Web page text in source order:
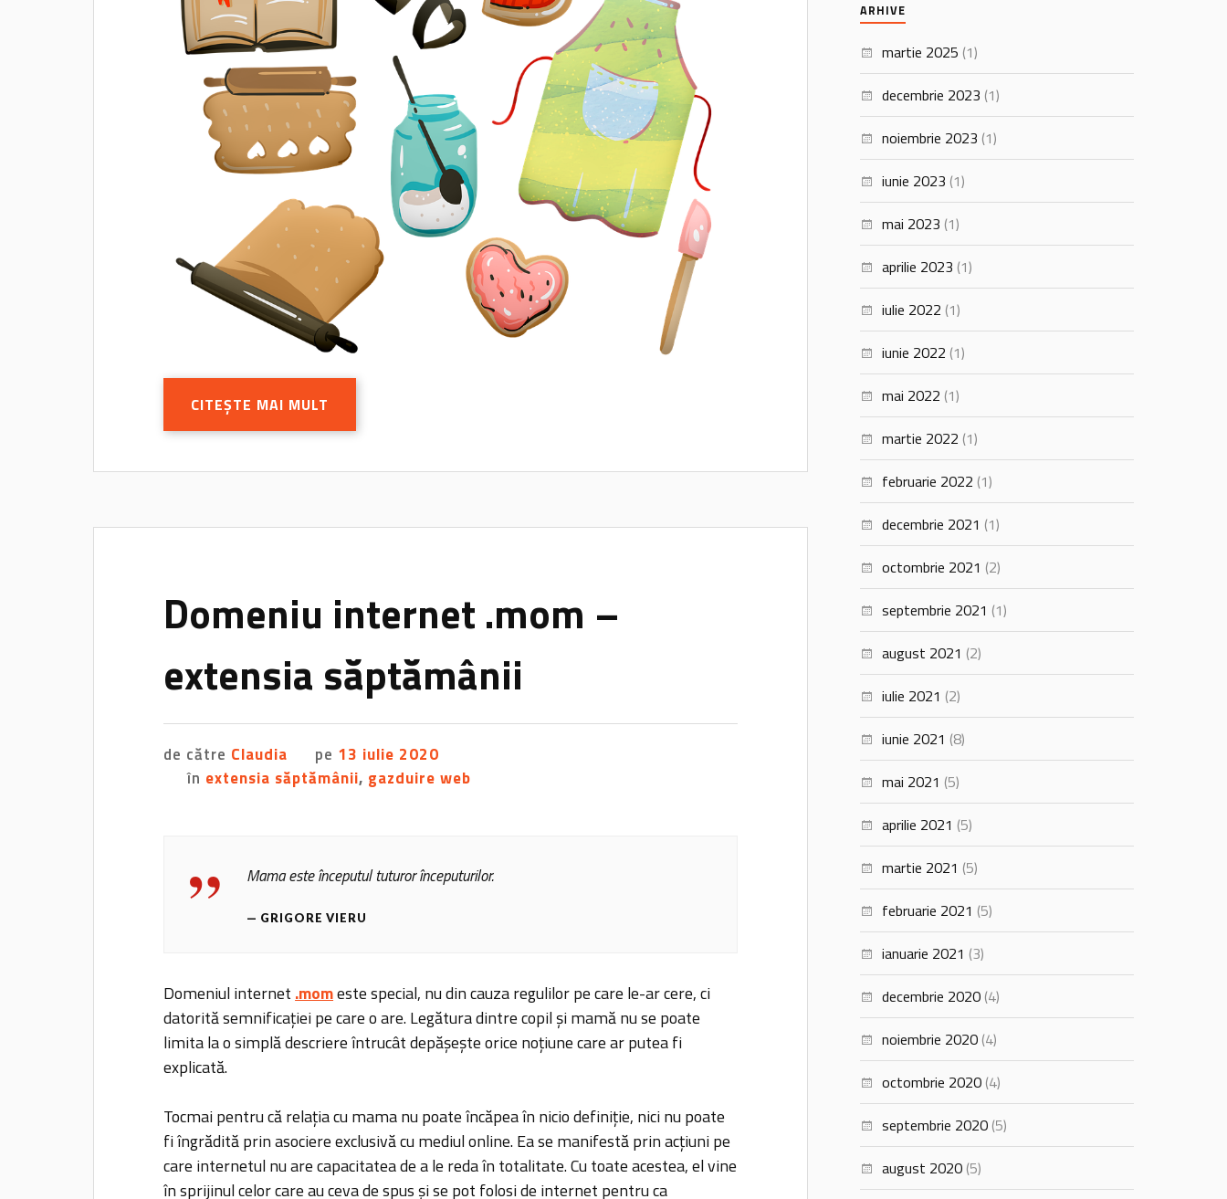
CITEȘTE MAI MULT
Domeniu internet .mom –
extensia săptămânii
de către Claudia pe 13 iulie 2020
în extensia săptămânii, gazduire web
Mama este începutul tuturor începuturilor.
GRIGORE VIERU
Domeniul internet .momeste special, nu din cauza regulilor pe care le-ar cere, ci
datorită semnificației pe care o are. Legătura dintre copil și mamă nu se poate
limita la o simplă descriere întrucât depășește orice noțiune care ar putea fi
explicată.
Tocmai pentru că relația cu mama nu poate încăpea în nicio definiție, nici nu poate
fi îngrădită prin asociere exclusivă cu mediul online. Ea se manifestă prin acțiuni pe
care internetul nu are capacitatea de a le reda în totalitate. Cu toate acestea, el vine
în sprijinul celor care au ceva de spus și se pot folosi de internet pentru ca
ARHIVE
martie 2025 (1)
decembrie 2023 (1)
noiembrie 2023 (1)
iunie 2023 (1)
mai 2023 (1)
aprilie 2023 (1)
iulie 2022 (1)
iunie 2022 (1)
mai 2022 (1)
martie 2022 (1)
februarie 2022 (1)
decembrie 2021 (1)
octombrie 2021 (2)
septembrie 2021 (1)
august 2021 (2)
iulie 2021 (2)
iunie 2021 (8)
mai 2021 (5)
aprilie 2021 (5)
martie 2021 (5)
februarie 2021 (5)
ianuarie 2021 (3)
decembrie 2020 (4)
noiembrie 2020 (4)
octombrie 2020 (4)
septembrie 2020 (5)
august 2020 (5)